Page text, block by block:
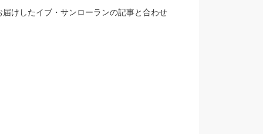
けしたイブ・サンローランの記事と合わせ